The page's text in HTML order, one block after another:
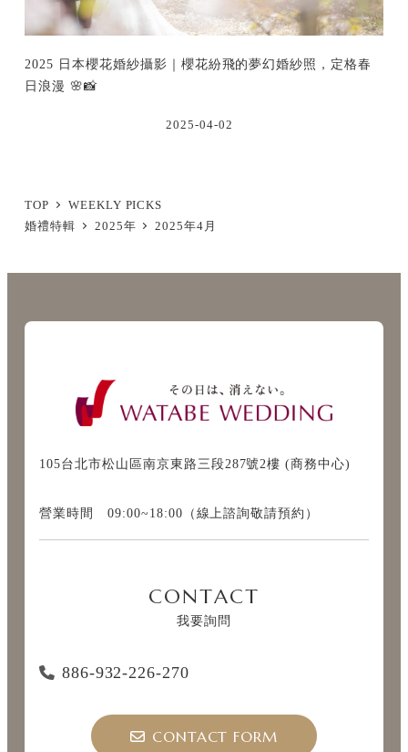
2025 日本櫻花婚紗攝影｜櫻花紛飛的夢幻婚紗照，定格春
日浪漫 🌸📸
2025-04-02
TOP
WEEKLY PICKS
婚禮特輯
2025年 2025年4月
105台北市松山區南京東路三段287號2樓 (商務中心)
營業時間 09:00~18:00（線上諮詢敬請預約）
CONTACT
我要詢問
886-932-226-270
CONTACT FORM